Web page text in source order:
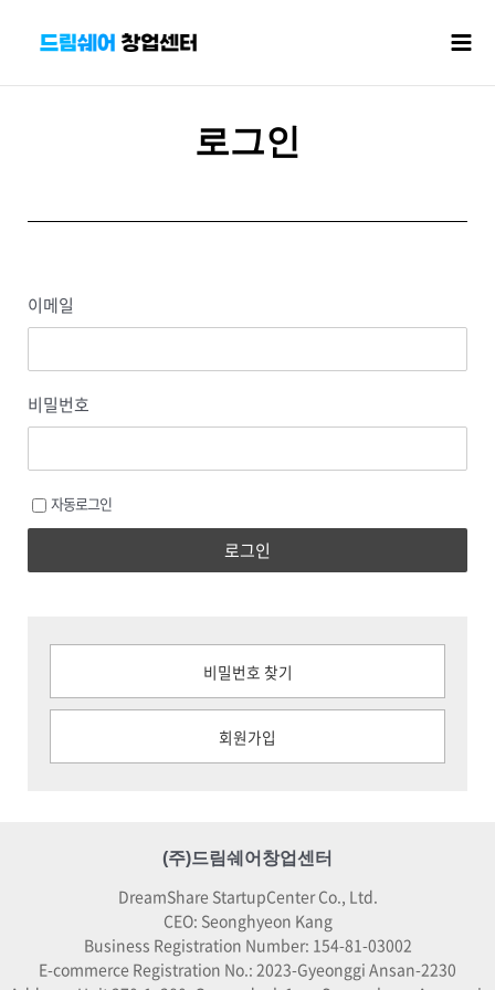
건너뛰기
로그인
이메일
비밀번호
자동로그인
로그인
비밀번호 찾기
회원가입
(주)드림쉐어창업센터
DreamShare StartupCenter Co., Ltd.
CEO: Seonghyeon Kang
Business Registration Number: 154-81-03002
E-commerce Registration No.: 2023-Gyeonggi Ansan-2230